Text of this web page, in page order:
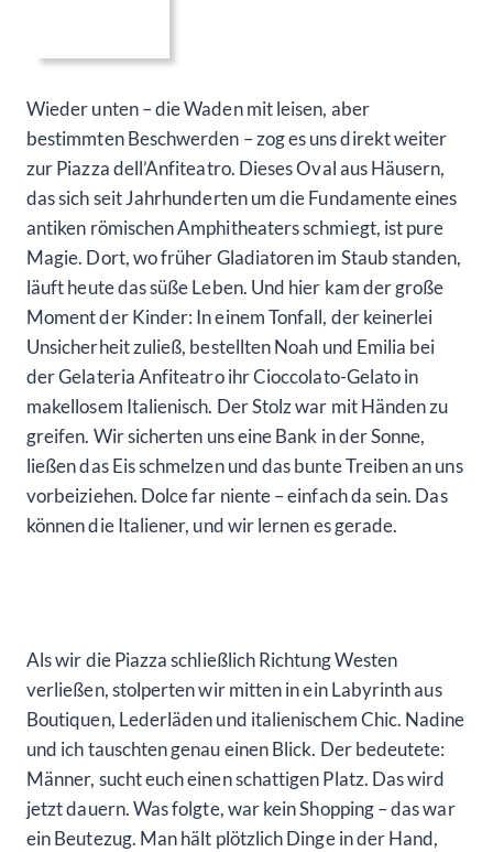
Wieder unten – die Waden mit leisen, aber
bestimmten Beschwerden – zog es uns direkt weiter
zur Piazza dell’Anfiteatro. Dieses Oval aus Häusern,
das sich seit Jahrhunderten um die Fundamente eines
antiken römischen Amphitheaters schmiegt, ist pure
Magie. Dort, wo früher Gladiatoren im Staub standen,
läuft heute das süße Leben. Und hier kam der große
Moment der Kinder: In einem Tonfall, der keinerlei
Unsicherheit zuließ, bestellten Noah und Emilia bei
der Gelateria Anfiteatro ihr Cioccolato-Gelato in
makellosem Italienisch. Der Stolz war mit Händen zu
greifen. Wir sicherten uns eine Bank in der Sonne,
ließen das Eis schmelzen und das bunte Treiben an uns
vorbeiziehen. Dolce far niente – einfach da sein. Das
können die Italiener, und wir lernen es gerade.
Als wir die Piazza schließlich Richtung Westen
verließen, stolperten wir mitten in ein Labyrinth aus
Boutiquen, Lederläden und italienischem Chic. Nadine
und ich tauschten genau einen Blick. Der bedeutete:
Männer, sucht euch einen schattigen Platz. Das wird
jetzt dauern. Was folgte, war kein Shopping – das war
ein Beutezug. Man hält plötzlich Dinge in der Hand,